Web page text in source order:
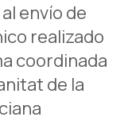
envío de
realizado
coordinada
de la